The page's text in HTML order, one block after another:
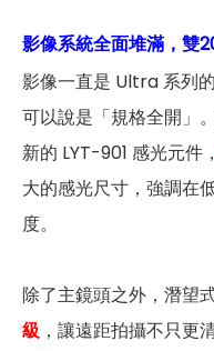
影像系統全面堆滿，雙
影像一直是 Ultra 系列
可以說是「規格全開」
新的 LYT-901 感光元件，
大的感光尺寸，強調在
度。
除了主鏡頭之外，潛望
級 ，讓遠距拍攝不只更